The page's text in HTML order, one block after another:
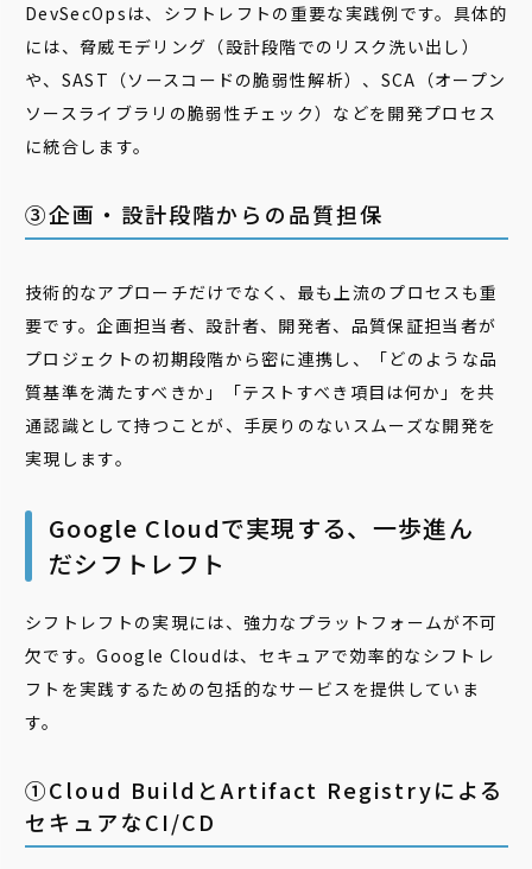
DevSecOpsは、シフトレフトの重要な実践例です。具体的
には、脅威モデリング（設計段階でのリスク洗い出し）
や、SAST（ソースコードの脆弱性解析）、SCA（オープン
ソースライブラリの脆弱性チェック）などを開発プロセス
に統合します。
③企画・設計段階からの品質担保
技術的なアプローチだけでなく、最も上流のプロセスも重
要です。企画担当者、設計者、開発者、品質保証担当者が
プロジェクトの初期段階から密に連携し、「どのような品
質基準を満たすべきか」「テストすべき項目は何か」を共
通認識として持つことが、手戻りのないスムーズな開発を
実現します。
Google Cloudで実現する、一歩進ん
だシフトレフト
シフトレフトの実現には、強力なプラットフォームが不可
欠です。Google Cloudは、セキュアで効率的なシフトレ
フトを実践するための包括的なサービスを提供していま
す。
①Cloud BuildとArtifact Registryによる
セキュアなCI/CD